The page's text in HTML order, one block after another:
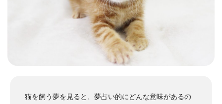
猫を飼う夢を見ると、夢占い的にどんな意味があるの